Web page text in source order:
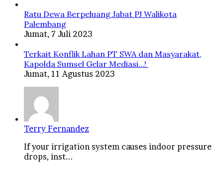
Ratu Dewa Berpeluang Jabat PJ Walikota
Palembang
Jumat, 7 Juli 2023
Terkait Konflik Lahan PT SWA dan Masyarakat,
Kapolda Sumsel Gelar Mediasi…!
Jumat, 11 Agustus 2023
Terry Fernandez
If your irrigation system causes indoor pressure
drops, inst...